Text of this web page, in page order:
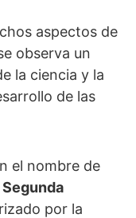
aspectos de
observa un
la ciencia y la
de las
el nombre de
por la